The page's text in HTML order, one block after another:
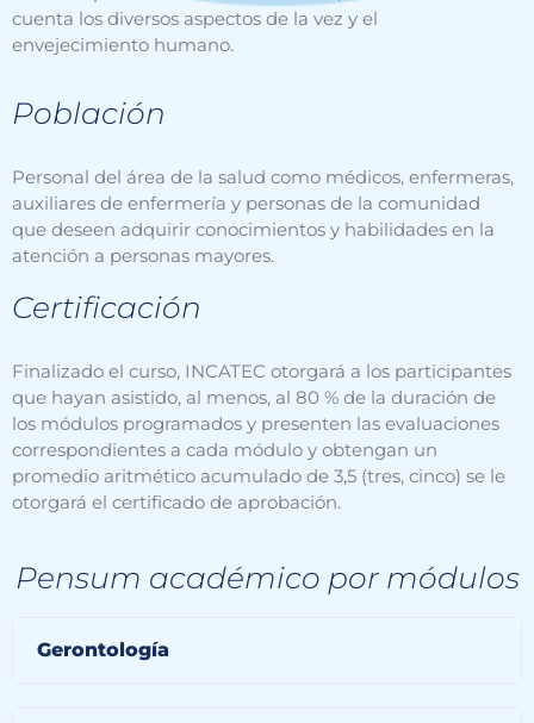
cuenta los diversos aspectos de la vez y el
envejecimiento humano.
Población
Personal del área de la salud como médicos, enfermeras,
auxiliares de enfermería y personas de la comunidad
que deseen adquirir conocimientos y habilidades en la
atención a personas mayores.
Certificación
Finalizado el curso, INCATEC otorgará a los participantes
que hayan asistido, al menos, al 80 % de la duración de
los módulos programados y presenten las evaluaciones
correspondientes a cada módulo y obtengan un
promedio aritmético acumulado de 3,5 (tres, cinco) se le
otorgará el certificado de aprobación.
Pensum académico por módulos
Gerontología